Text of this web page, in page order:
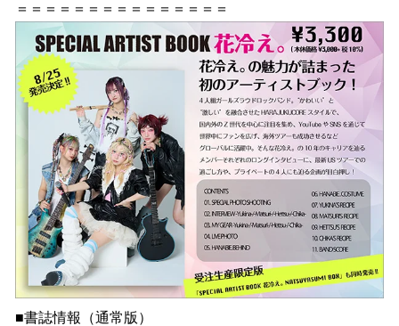
＝＝＝＝＝＝＝＝＝＝＝＝＝＝＝
■書誌情報（通常版）